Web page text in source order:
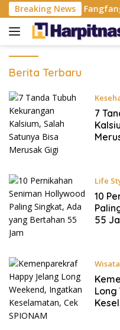
Langsung
ke
konten
Breaking News
China Fangfang
Harpitnas
Berita Terbaru
7
Life
10
55
Wisata
Long